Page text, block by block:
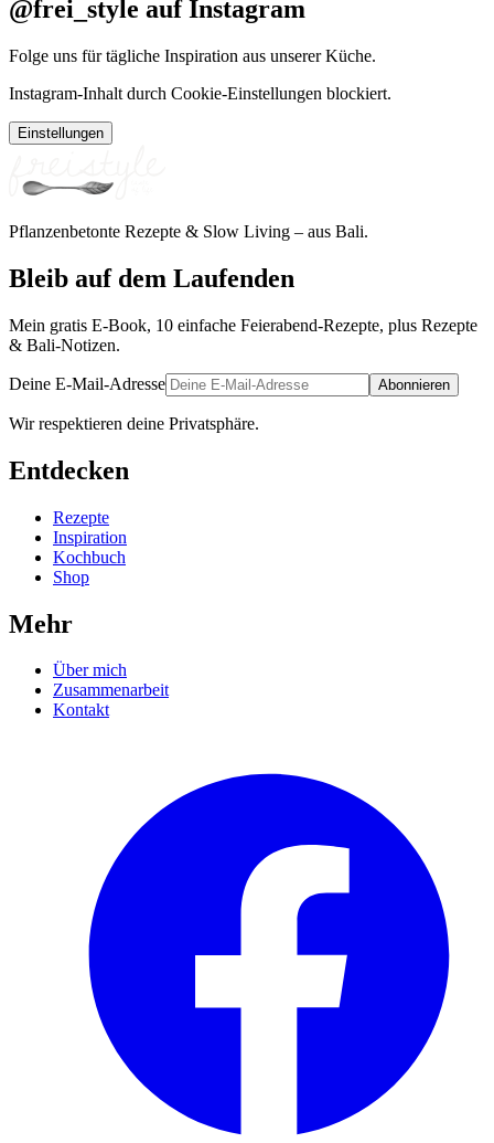
@frei_style auf Instagram
Folge uns für tägliche Inspiration aus unserer Küche.
Instagram-Inhalt durch Cookie-Einstellungen blockiert.
Einstellungen
Pflanzenbetonte Rezepte & Slow Living – aus Bali.
Bleib auf dem Laufenden
Mein gratis E-Book, 10 einfache Feierabend-Rezepte, plus Rezepte
& Bali-Notizen.
Deine E-Mail-Adresse Abonnieren
Wir respektieren deine Privatsphäre.
Entdecken
Rezepte
Inspiration
Kochbuch
Shop
Mehr
Über mich
Zusammenarbeit
Kontakt